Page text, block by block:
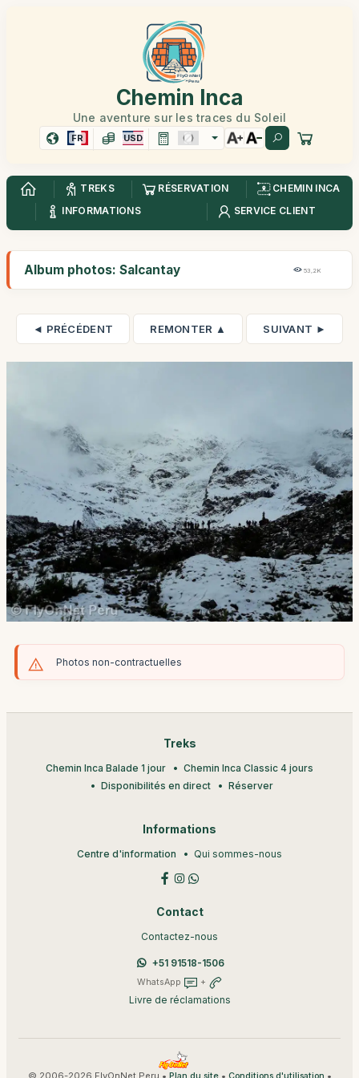
Chemin Inca
Une aventure sur les traces du Soleil
FR USD
TREKS RÉSERVATION
CHEMIN INCA
INFORMATIONS
SERVICE CLIENT
Album photos: Salcantay 53,2K
◄ PRÉCÉDENT REMONTER ▲ SUIVANT ►
Photos non-contractuelles
Treks
Chemin Inca Balade 1 jour
Chemin Inca Classic 4 jours
Disponibilités en direct
Réserver
Informations
Centre d'information Qui sommes-nous
Contact
Contactez-nous
+51 91518-1506
WhatsApp +
Livre de réclamations
© 2006-2026 FlyOnNet Peru • • •